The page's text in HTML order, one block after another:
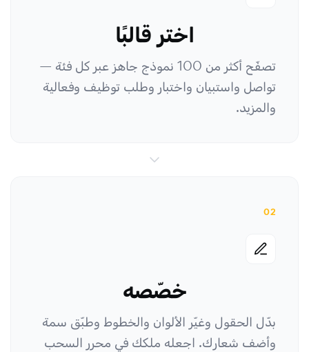
اختر قالبًا
تصفّح أكثر من 100 نموذج جاهز عبر كل فئة —
تواصل واستبيان واختبار وطلب توظيف وفعالية
والمزيد.
02
خصّصه
بدّل الحقول وغيّر الألوان والخطوط وطبّق سمة
وأضف شعارك. اجعله ملكك في محرر السحب